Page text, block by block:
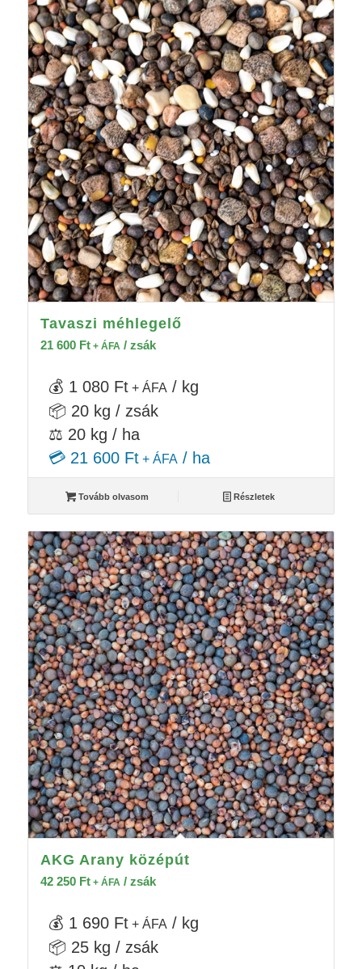
Tavaszi méhlegelő
21 600 Ft+ ÁFA / zsák
💰 1 080 Ft+ ÁFA / kg
📦 20 kg / zsák
⚖️ 20 kg / ha
💳 21 600 Ft+ ÁFA/ ha
Tovább olvasom Részletek
AKG Arany középút
42 250 Ft+ ÁFA / zsák
💰 1 690 Ft+ ÁFA / kg
📦 25 kg / zsák